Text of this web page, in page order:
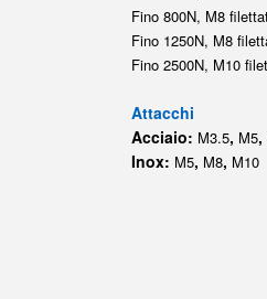
Fino 800N, M8
Fino 1250N, M8
Fino 2500N, M10
Attacchi
Acciaio: M3.5, M5,
Inox: M5, M8, M10